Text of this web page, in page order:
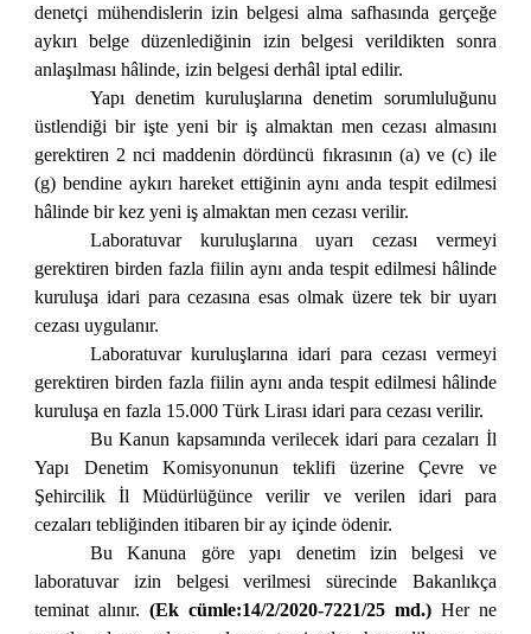
denetçi mühendislerin izin belgesi alma safhasında gerçeğe
aykırı belge düzenlediğinin izin belgesi verildikten sonra
anlaşılması hâlinde, izin belgesi derhâl iptal edilir.
Yapı denetim kuruluşlarına denetim sorumluluğunu
üstlendiği bir işte yeni bir iş almaktan men cezası almasını
gerektiren 2 nci maddenin dördüncü fıkrasının (a) ve (c) ile
(g) bendine aykırı hareket ettiğinin aynı anda tespit edilmesi
hâlinde bir kez yeni iş almaktan men cezası verilir.
Laboratuvar kuruluşlarına uyarı cezası vermeyi
gerektiren birden fazla fiilin aynı anda tespit edilmesi hâlinde
kuruluşa idari para cezasına esas olmak üzere tek bir uyarı
cezası uygulanır.
Laboratuvar kuruluşlarına idari para cezası vermeyi
gerektiren birden fazla fiilin aynı anda tespit edilmesi hâlinde
kuruluşa en fazla 15.000 Türk Lirası idari para cezası verilir.
Bu Kanun kapsamında verilecek idari para cezaları İl
Yapı Denetim Komisyonunun teklifi üzerine Çevre ve
Şehircilik İl Müdürlüğünce verilir ve verilen idari para
cezaları tebliğinden itibaren bir ay içinde ödenir.
Bu Kanuna göre yapı denetim izin belgesi ve
laboratuvar izin belgesi verilmesi sürecinde Bakanlıkça
teminat alınır.(Ek cümle:14/2/2020-7221/25 md.)Her ne